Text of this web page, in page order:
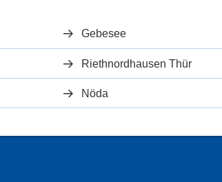
Gebesee
Riethnordhausen Thür
Nöda